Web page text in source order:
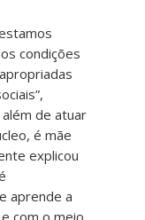
condições
de atuar
é mãe
explicou
aprende a
com o meio